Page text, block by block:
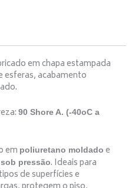
em chapa estampada
esferas, acabamento
90 Shore A. (-40oC a
em poliuretano moldado e
pressão. Ideais para
de superfícies e